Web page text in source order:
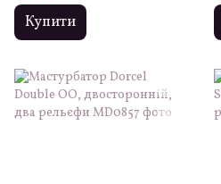
Купити